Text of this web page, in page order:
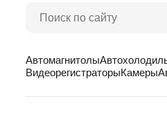
Автомагнитолы
ВидеорегистраторыКамеры